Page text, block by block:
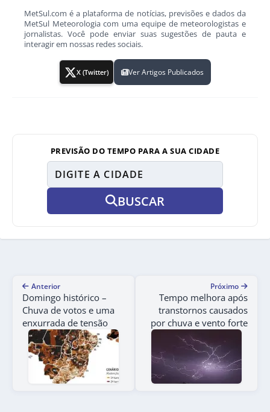
MetSul.com é a plataforma de notícias, previsões e dados da
MetSul Meteorologia com uma equipe de meteorologistas e
jornalistas. Você pode enviar suas sugestões de pauta e
interagir em nossas redes sociais.
X (Twitter) Ver Artigos Publicados
PREVISÃO DO TEMPO PARA A SUA CIDADE
BUSCAR
Anterior
Domingo histórico –
Chuva de votos e uma
enxurrada de tensão
Próximo
Tempo melhora após
transtornos causados
por chuva e vento forte